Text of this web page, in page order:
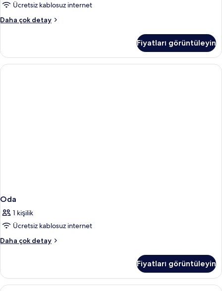
Ücretsiz kablosuz internet
Daha çok detay
Oda
detay
Fiyatları görüntüleyin
Oda
1 kişilik
Ücretsiz kablosuz internet
Daha çok detay
Oda
detay
Fiyatları görüntüleyin